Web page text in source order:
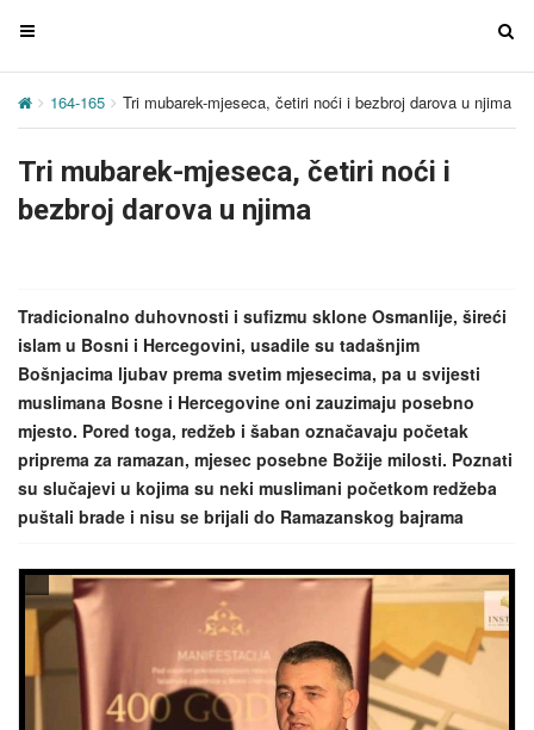
T
g
e
n
g
a
t
i
o
n
T
g
g
n
164-165 Tri mubarek-mjeseca, četiri noći i bezbroj darova u njima
Tri mubarek-mjeseca, četiri noći i
bezbroj darova u njima
Tradicionalno duhovnosti i sufizmu sklone Osmanlije, šireći
islam u Bosni i Hercegovini, usadile su tadašnjim
Bošnjacima ljubav prema svetim mjesecima, pa u svijesti
muslimana Bosne i Hercegovine oni zauzimaju posebno
mjesto. Pored toga, redžeb i šaban označavaju početak
priprema za ramazan, mjesec posebne Božije milosti. Poznati
su slučajevi u kojima su neki muslimani početkom redžeba
puštali brade i nisu se brijali do Ramazanskog bajrama